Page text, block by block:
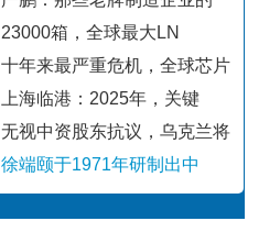
23000箱，全球最大LN
十年来最严重危机，全球芯片
上海临港：2025年，关键
无视中资股东抗议，乌克兰将
徐端颐于1971年研制出中